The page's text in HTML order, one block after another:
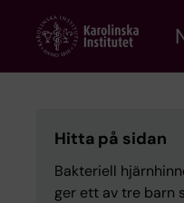
content
Hitta på sidan
Bakteriell
ger ett av tre barn